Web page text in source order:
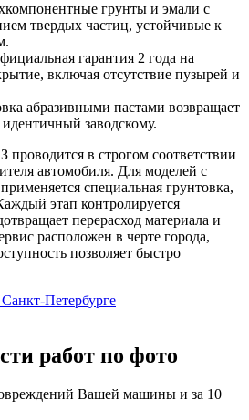
грунты и эмали с
твердых частиц, устойчивые к
гарантия 2 года на
включая отсутствие пузырей и
абразивными пастами возвращает
заводскому.
в строгом соответствии
автомобиля. Для моделей с
специальная грунтовка,
этап контролируется
перерасход материала и
расположен в черте города,
позволяет быстро
Петербурге
работ по фото
Вашей машины и за 10